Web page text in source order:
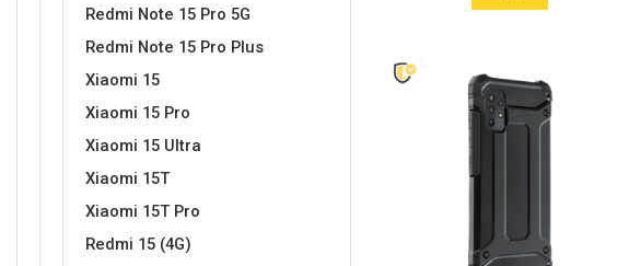
Redmi Note 15 Pro 5G
Redmi Note 15 Pro Plus
Xiaomi 15
Xiaomi 15 Pro
Xiaomi 15 Ultra
Xiaomi 15T
Xiaomi 15T Pro
Redmi 15 (4G)
Gym Unicorn kolekcija
Univerzalno kaljeno staklo
Univerzalne futrole i